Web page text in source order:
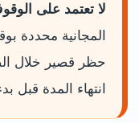
لا تعتمد على
المجانية محددة
حظر قصير خلال
انتهاء المدة قبل